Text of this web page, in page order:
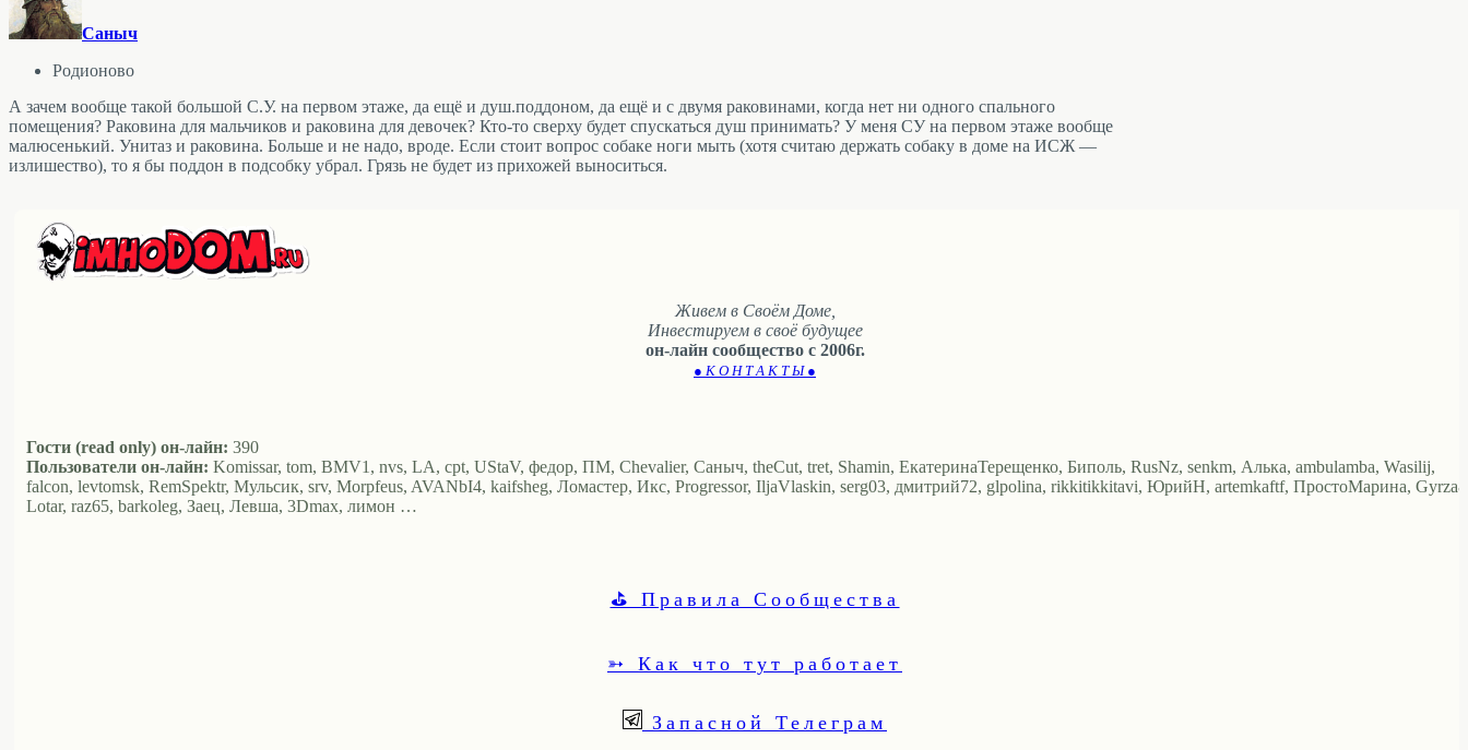
Саныч
Родионово
А зачем вообще такой большой С.У. на первом этаже, да ещё и душ.поддоном, да ещё и с двумя раковинами, когда нет ни одного спального
помещения? Раковина для мальчиков и раковина для девочек? Кто-то сверху будет спускаться душ принимать? У меня СУ на первом этаже вообще
малюсенький. Унитаз и раковина. Больше и не надо, вроде. Если стоит вопрос собаке ноги мыть (хотя считаю держать собаку в доме на ИСЖ —
излишество), то я бы поддон в подсобку убрал. Грязь не будет из прихожей выноситься.
Живем в Своём Доме,
Инвестируем в своё будущее
он-лайн сообщество с 2006г.
● К О Н Т А К Т Ы ●
Гости (read only) он-лайн: 390
Пользователи он-лайн: Komissar, tom, BMV1, nvs, LA, cpt, UStaV, федор, ПМ, Chevalier, Саныч, theCut, tret, Shamin, ЕкатеринаТерещенко, Биполь, RusNz, senkm, Алька, ambulamba, Wasilij,
falcon, levtomsk, RemSpektr, Мульсик, srv, Morpfeus, AVANbI4, kaifsheg, Ломастер, Икс, Progressor, IljaVlaskin, serg03, дмитрий72, glpolina, rikkitikkitavi, ЮрийН, artemkaftf, ПростоМарина,
Lotar, raz65, barkoleg, Заец, Левша, 3Dmax, лимон …
⛳ Правила Сообщества
➳ Как что тут работает
Запасной Телеграм